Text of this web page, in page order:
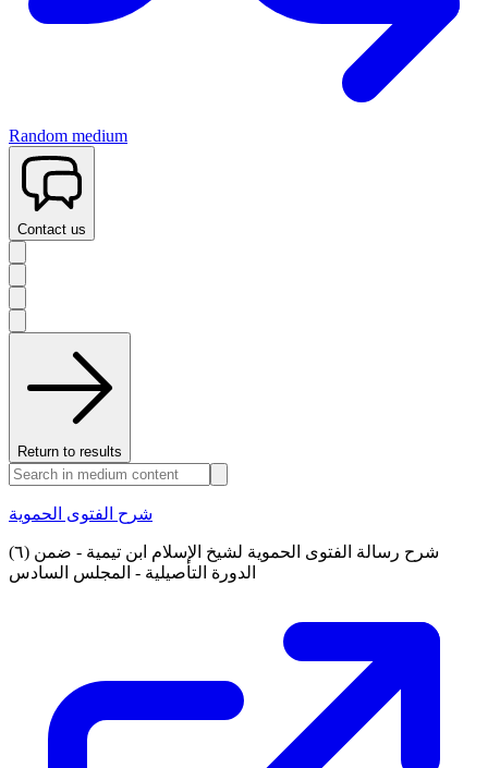
Random medium
Contact us
Return to results
شرح الفتوى الحموية
(٦) شرح رسالة الفتوى الحموية لشيخ الإسلام ابن تيمية - ضمن
الدورة التأصيلية - المجلس السادس